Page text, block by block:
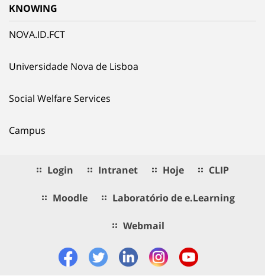
KNOWING
NOVA.ID.FCT
Universidade Nova de Lisboa
Social Welfare Services
Campus
Login Intranet Hoje CLIP
Moodle Laboratório de e.Learning
Webmail